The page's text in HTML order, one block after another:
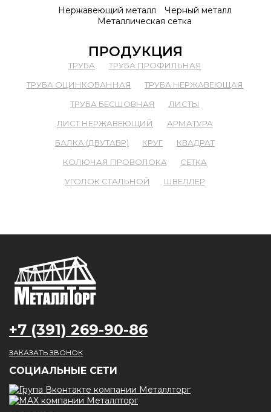
Нержавеющий металл
Черный металл
Металлическая сетка
ПРОДУКЦИЯ
ТРУБА
ТРУБА ПРОФИЛЬНАЯ
ТРУБА ОЦИНКОВАННАЯ
ТРУБА НЕРЖАВЕЮЩАЯ
ТРУБА БЕСШОВНАЯ
ЛИСТЫ
ЛИСТ НЕРЖАВЕЮЩИЙ
АРМАТУРА
БАЛКА (ДВУТАВР)
КРУГ
КВАДРАТ
КОЛЮЧАЯ ПРОВОЛОКА
СЕТКА
УГОЛОК СТАЛЬНОЙ
ШВЕЛЛЕР
+7 (391) 269-90-86
ЗАКАЗАТЬ ЗВОНОК
CОЦИАЛЬНЫЕ СЕТИ